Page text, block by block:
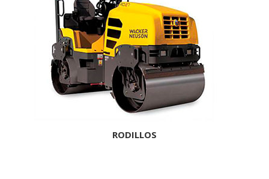
RODILLOS